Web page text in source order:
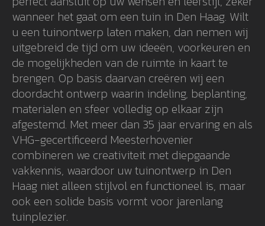
wanneer het gaat om een tuin in Den Haag. Wilt
u een tuinontwerp laten maken, dan nemen wij
uitgebreid de tijd om uw ideeën, voorkeuren en
de mogelijkheden van de ruimte in kaart te
brengen. Op basis daarvan creëren wij een
doordacht ontwerp waarin indeling, beplanting,
materialen en sfeer volledig op elkaar zijn
afgestemd. Met meer dan 35 jaar ervaring en als
VHG-gecertificeerd Meesterhovenier
combineren we creativiteit met diepgaande
vakkennis, waardoor uw tuinontwerp in Den
Haag niet alleen stijlvol en functioneel is, maar
ook een solide basis vormt voor jarenlang
tuinplezier.